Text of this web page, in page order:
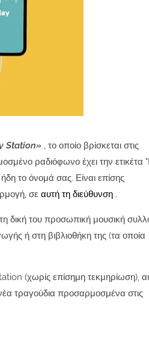
Station» , το οποίο βρίσκεται στις
ραδιόφωνο έχει την ετικέτα
το όνομά σας. Είναι επίσης
σε αυτή τη διεύθυνση .
δική του προσωπική μουσική
ή στη βιβλιοθήκη της (τα οποία
(χωρίς επίσημη τεκμηρίωση),
τραγούδια προσαρμοσμένα στις